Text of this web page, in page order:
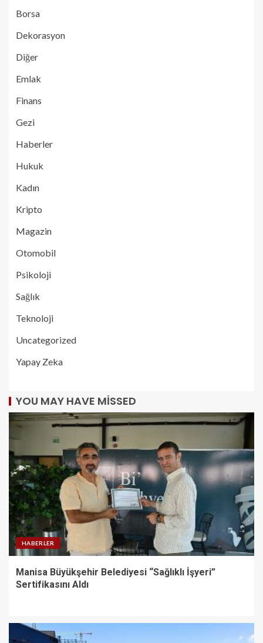
Borsa
Dekorasyon
Diğer
Emlak
Finans
Gezi
Haberler
Hukuk
Kadın
Kripto
Magazin
Otomobil
Psikoloji
Sağlık
Teknoloji
Uncategorized
Yapay Zeka
YOU MAY HAVE MISSED
HABERLER
Manisa Büyükşehir Belediyesi “Sağlıklı İşyeri”
Sertifikasını Aldı